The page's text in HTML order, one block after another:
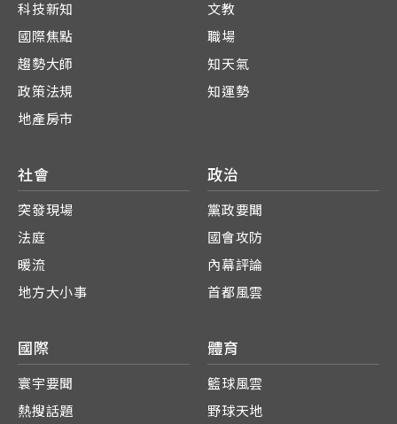
科技新知
國際焦點
趨勢大師
政策法規
地產房市
文教
職場
知天氣
知運勢
社會
突發現場
法庭
暖流
地方大小事
政治
黨政要聞
國會攻防
內幕評論
首都風雲
國際
寰宇要聞
熱搜話題
體育
籃球風雲
野球天地